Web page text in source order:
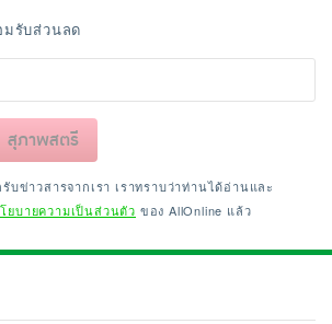
รับส่วนลด
สุภาพสตรี
บข่าวสารจากเรา เราทราบว่าท่านได้อ่านและ
ยบายความเป็นส่วนตัว ของ AllOnline แล้ว